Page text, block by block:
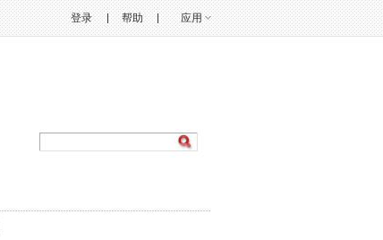
帮助 应用
登录